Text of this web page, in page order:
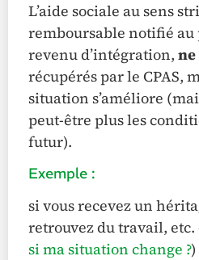
L’aide sociale au sens
remboursable notifié au
revenu d’intégration,
récupérés par le CPAS,
situation s’améliore
peut-être plus les
futur).
Exemple :
si vous recevez un
retrouvez du travail, etc.
si ma situation change ?)